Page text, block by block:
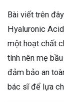
Bài viết trên
Hyaluronic
một hoạt chất
tính nên mẹ
đảm bảo an
bác sĩ để lựa